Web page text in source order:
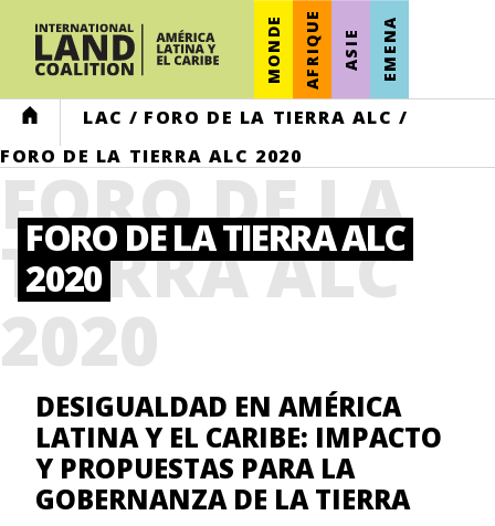
MONDE AFRIQUE ASIE EMENA
HOME LAC / FORO DE LA TIERRA ALC /
FORO DE LA TIERRA ALC 2020
FORO DE LA
TIERRA ALC
2020
FORO DE LA TIERRA ALC
2020
DESIGUALDAD EN AMÉRICA
LATINA Y EL CARIBE: IMPACTO
Y PROPUESTAS PARA LA
GOBERNANZA DE LA TIERRA